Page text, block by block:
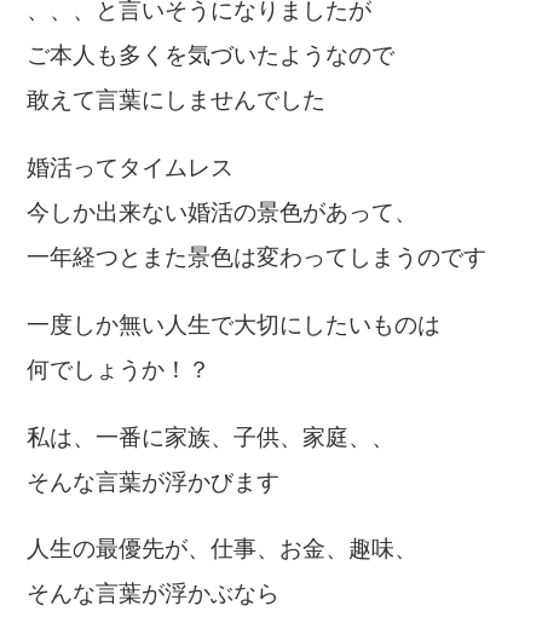
、、、と言いそうになりましたが
ご本人も多くを気づいたようなので
敢えて言葉にしませんでした
婚活ってタイムレス
今しか出来ない婚活の景色があって、
一年経つとまた景色は変わってしまうのです
一度しか無い人生で大切にしたいものは
何でしょうか！？
私は、一番に家族、子供、家庭、、
そんな言葉が浮かびます
人生の最優先が、仕事、お金、趣味、
そんな言葉が浮かぶなら